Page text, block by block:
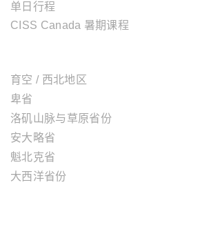
单日行程
CISS Canada 暑期课程
育空 / 西北地区
卑省
洛矶山脉与草原省份
安大略省
魁北克省
大西洋省份